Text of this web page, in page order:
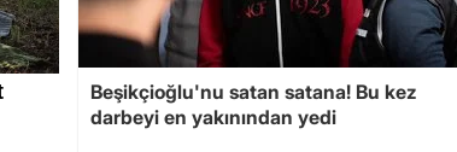
Beşikçioğlu'nu satan satana! Bu kez
darbeyi en yakınından yedi